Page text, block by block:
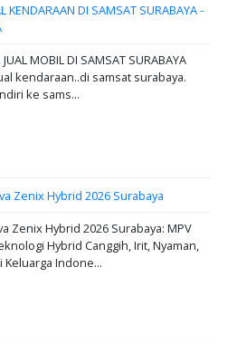
KENDARAAN DI SAMSAT SURABAYA -
MOBIL DI SAMSAT SURABAYA
kendaraan..di samsat surabaya.
ke sams...
Zenix Hybrid 2026 Surabaya
Zenix Hybrid 2026 Surabaya: MPV
Hybrid Canggih, Irit, Nyaman,
Indone...